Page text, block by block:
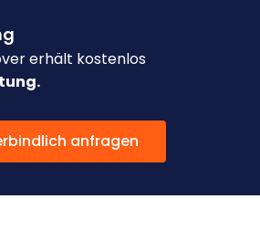
erhält kostenlos
anfragen